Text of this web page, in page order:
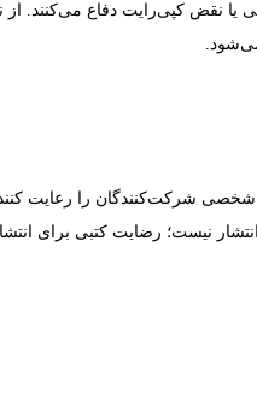
یا نقض کپی‌رایت دفاع می‌کنند. از
شخصی شرکت‌کنندگان را رعایت
نیست؛ رضایت کتبی برای